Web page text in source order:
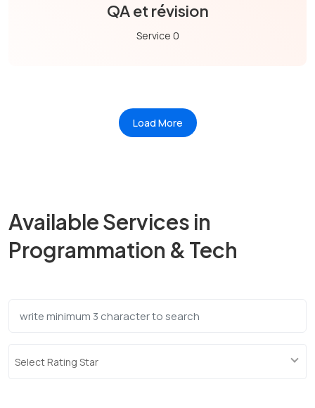
QA et révision
Service 0
Load More
Available Services in
Programmation & Tech
Select Rating Star